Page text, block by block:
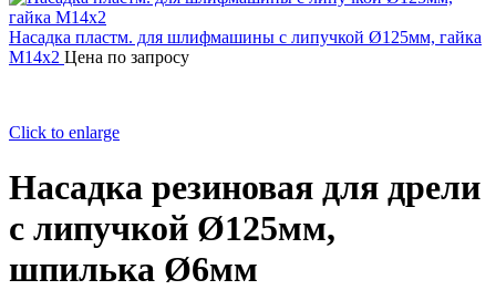
Насадка пластм. для шлифмашины с липучкой Ø125мм, гайка
М14х2 Цена по запросу
Click to enlarge
Насадка резиновая для дрели
с липучкой Ø125мм,
шпилька Ø6мм